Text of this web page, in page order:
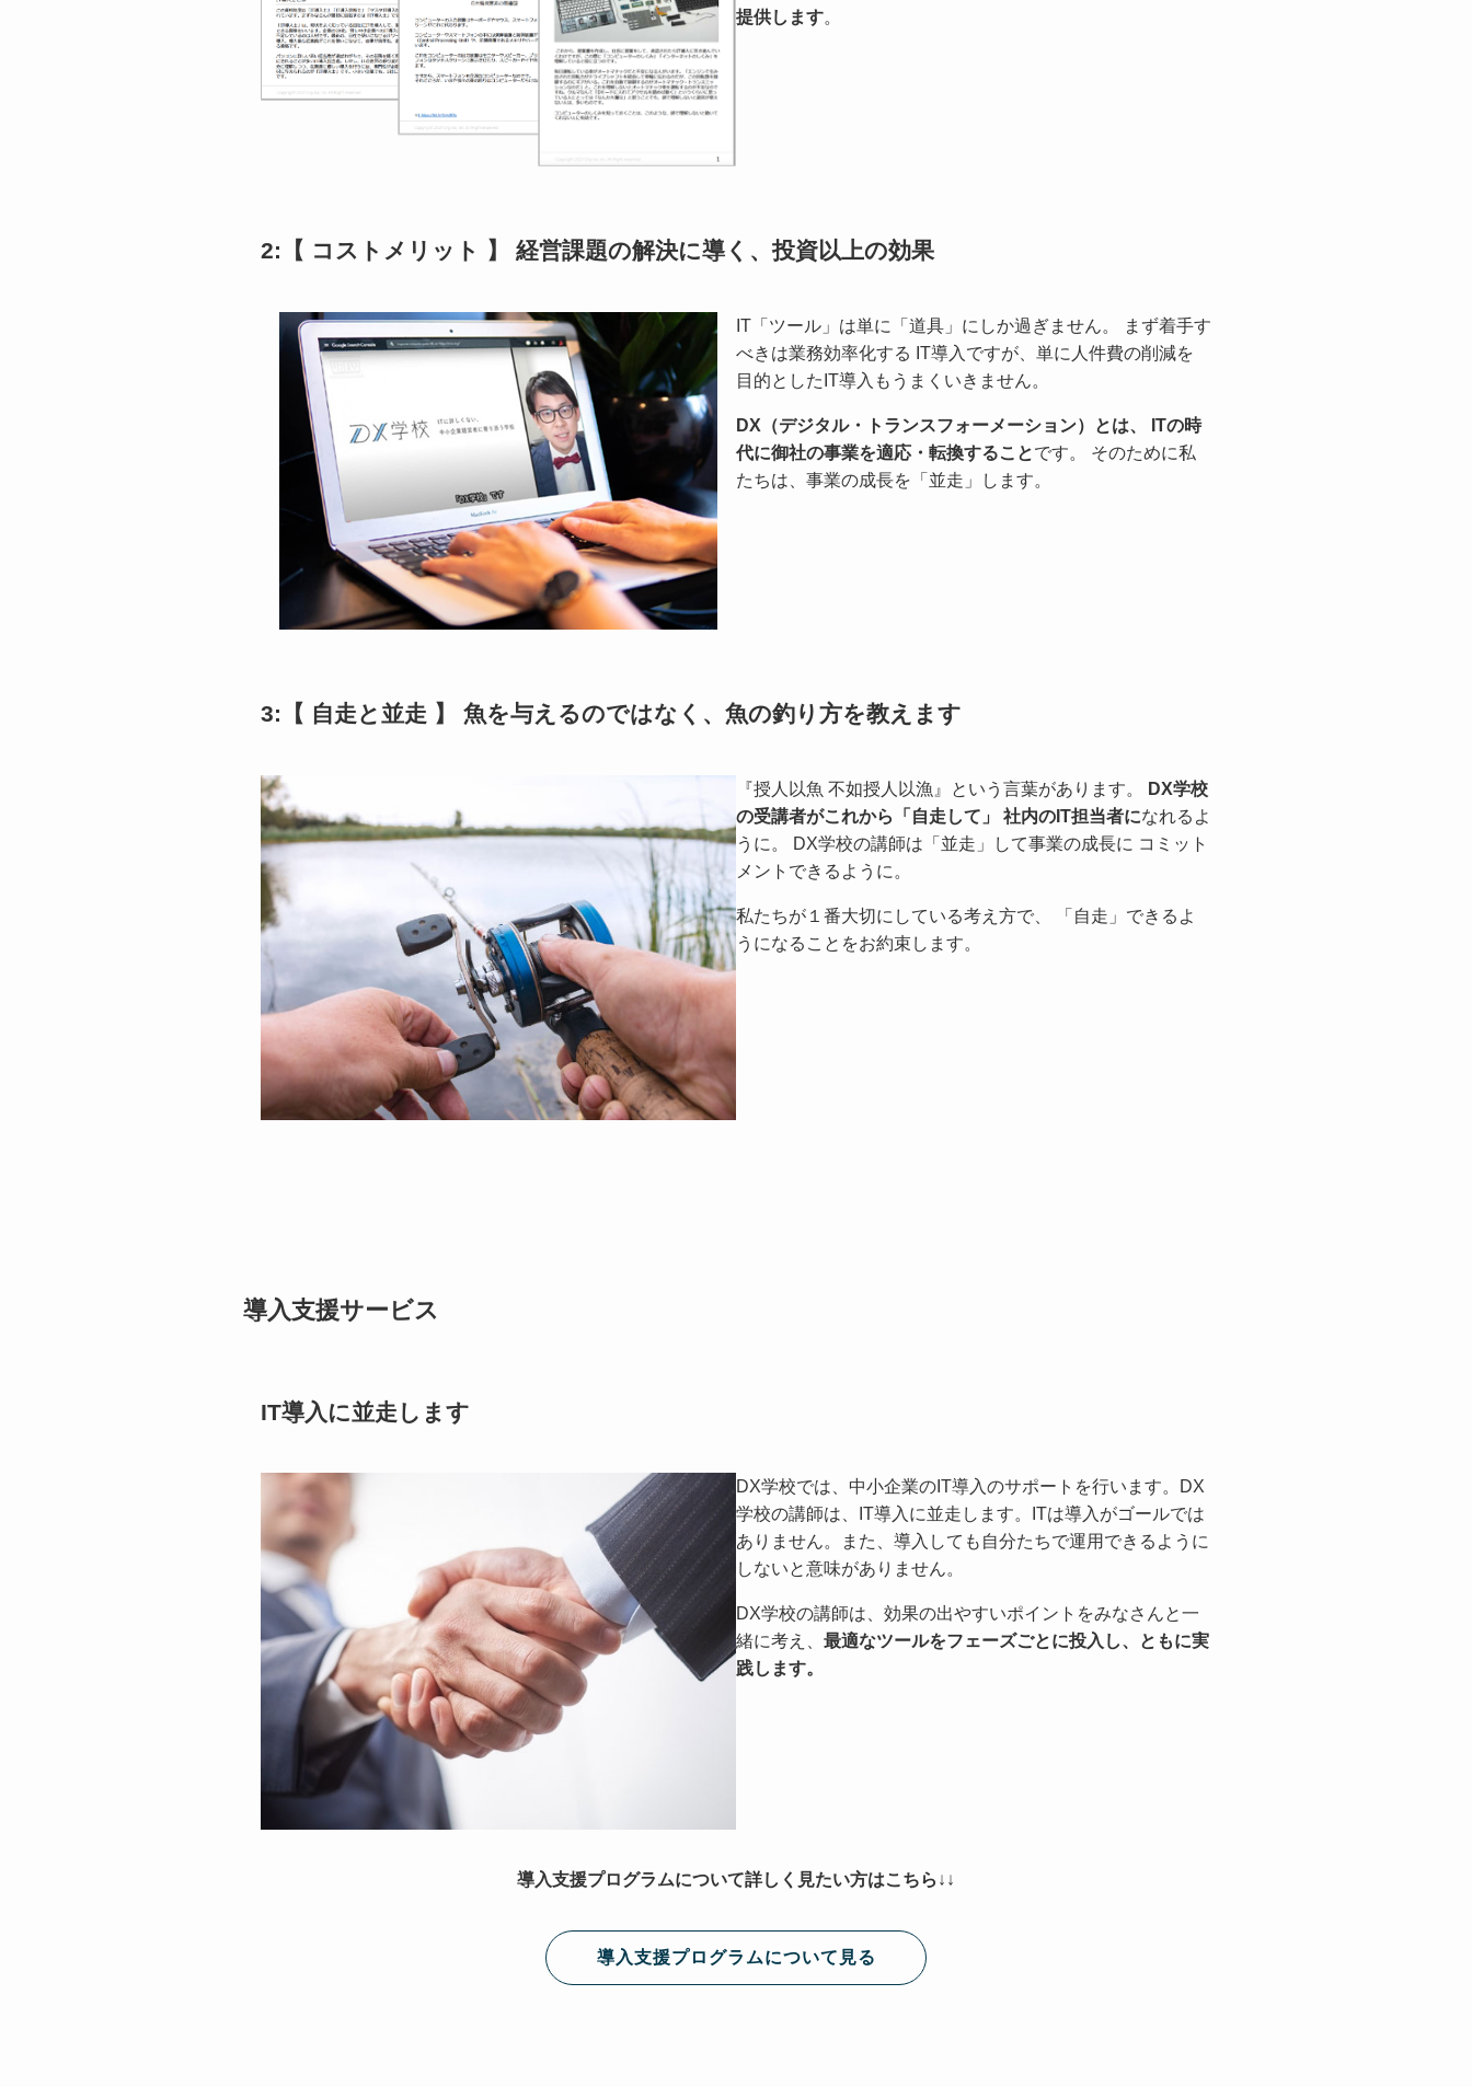
提供します。
2:【 コストメリット 】 経営課題の解決に導く、投資以上の効果
IT「ツール」は単に「道具」にしか過ぎません。 まず着手す
べきは業務効率化する IT導入ですが、単に人件費の削減を
目的としたIT導入もうまくいきません。
DX（デジタル・トランスフォーメーション）とは、 ITの時
代に御社の事業を適応・転換することです。 そのために私
たちは、事業の成長を「並走」します。
3:【 自走と並走 】 魚を与えるのではなく、魚の釣り方を教えます​
『授人以魚 不如授人以漁』という言葉があります。
DX学校
の受講者がこれから「自走して」 社内のIT担当者になれるよ
うに。 DX学校の講師は「並走」して事業の成長に コミット
メントできるように。
私たちが１番大切にしている考え方で、 「自走」できるよ
うになることをお約束します。
導入支援サービス
IT導入に並走します
DX学校では、中小企業のIT導入のサポートを行います。DX
学校の講師は、IT導入に並走します。ITは導入がゴールでは
ありません。また、導入しても自分たちで運用できるように
しないと意味がありません。
DX学校の講師は、効果の出やすいポイントをみなさんと一
緒に考え、 最適なツールをフェーズごとに投入し、ともに実
践します。
導入支援プログラムについて詳しく見たい方はこちら ↓↓
導入支援プログラムについて見る